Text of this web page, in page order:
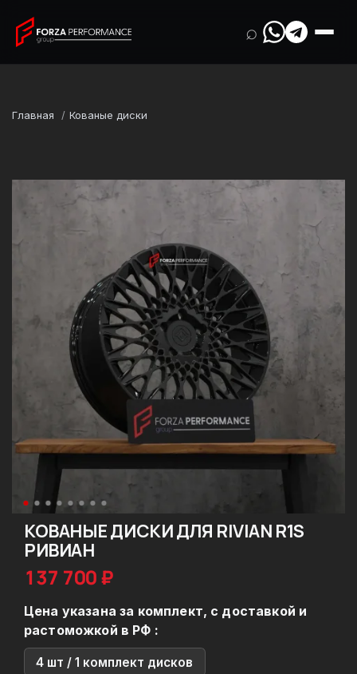
⌕
Главная Кованые диски
КОВАНЫЕ ДИСКИ ДЛЯ RIVIAN R1S
РИВИАН
137 700 ₽
Цена указана за комплект, с доставкой и
растоможкой в РФ :
4 шт / 1 комплект дисков